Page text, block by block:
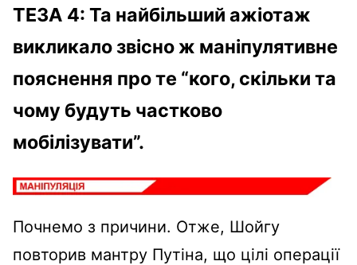
ТЕЗА 4: Та найбільший ажіотаж
викликало звісно ж маніпулятивне
пояснення про те “кого, скільки та
чому будуть частково
мобілізувати”.
Почнемо з причини. Отже, Шойгу
повторив мантру Путіна, що цілі операції